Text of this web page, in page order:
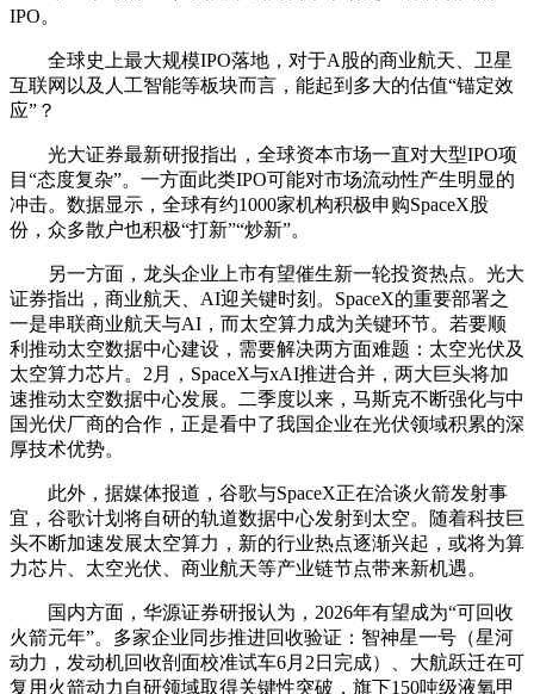
IPO。
全球史上最大规模IPO落地，对于A股的商业航天
卫星
互联网 以及 人工智能等板块而言，能起到多大的估值“锚定效
应”？
光大证券最新研报指出，全球资本市场一直对大型IPO项
目“态度复杂”。一方面此类IPO可能对市场流动性产生明显的
冲击。数据显示，全球有约1000家机构积极申购SpaceX股
份，众多散户也积极“打新”“炒新”。
另一方面，龙头企业上市有望催生新一轮投资热点。 光大
证券指出， 商业航天 、AI迎关键时刻。SpaceX的重要部署之
一是串联商业航天与AI，而太空算力成为关键环节。若要顺
利推动太空数据中心建设，需要解决两方面难题：太空光伏及
太空算力芯片。2月，SpaceX与xAI推进合并，两大巨头将加
速推动太空数据中心发展。二季度以来，马斯克不断强化与中
国光伏厂商的合作，正是看中了我国企业在光伏领域积累的深
厚技术优势。
此外，据媒体报道，谷歌与SpaceX正在洽谈火箭发射事
宜，谷歌计划将自研的轨道数据中心发射到太空。随着科技巨
头不断加速发展太空算力，新的行业热点逐渐兴起，或将为算
力芯片、太空光伏、商业航天等产业链节点带来新机遇。
国内方面，华源证券研报认为，2026年有望成为“可回收
火箭元年”。多家企业同步推进回收验证：智神星一号（星河
动力，发动机回收剖面校准试车6月2日完成）、大航跃迁在可
复用火箭动力自研领域取得关键性突破，旗下150吨级液氧甲